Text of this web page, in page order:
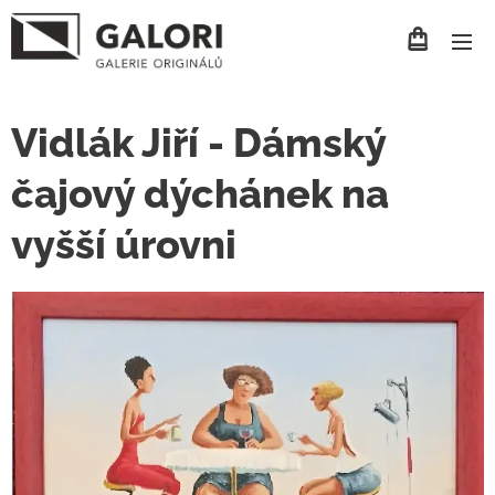
Vidlák Jiří - Dámský
čajový dýchánek na
vyšší úrovni